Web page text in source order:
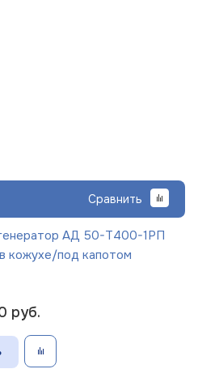
Сравнить
АД 50-Т400-1РП
кожухе/под капотом
руб.